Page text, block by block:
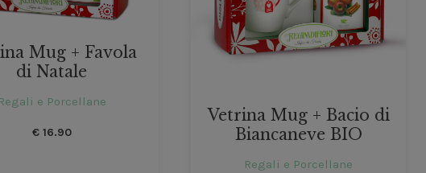
Mug + Favola
di Natale
e Porcellane
€16.90
Vetrina Mug + Bacio di
Biancaneve BIO
Regali e Porcellane